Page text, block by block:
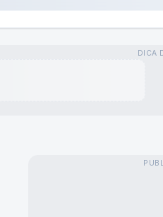
DICA